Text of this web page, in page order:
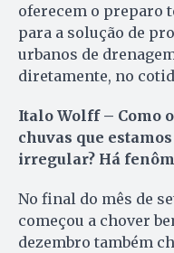
oferecem o preparo
para a solução de
urbanos de
diretamente, no
Italo Wolff – Como
chuvas que
irregular? Há
No final do mês de
começou a chover
dezembro também